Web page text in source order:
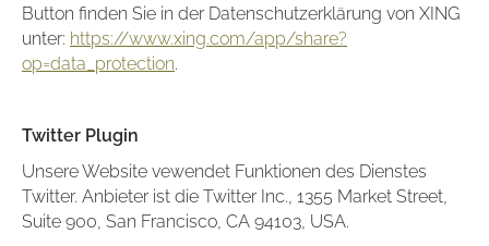
Button finden Sie in der Datenschutzerklärung von XING
unter: https://www.xing.com/app/share?
op=data_protection.
Twitter Plugin
Unsere Website vewendet Funktionen des Dienstes
Twitter. Anbieter ist die Twitter Inc., 1355 Market Street,
Suite 900, San Francisco, CA 94103, USA.